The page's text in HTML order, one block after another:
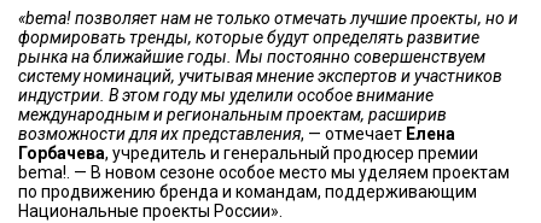
«bema! позволяет нам не только отмечать лучшие проекты, но и
формировать тренды, которые будут определять развитие
рынка на ближайшие годы. Мы постоянно совершенствуем
систему номинаций, учитывая мнение экспертов и участников
индустрии. В этом году мы уделили особое внимание
международным и региональным проектам, расширив
возможности для их представления, — отмечает Елена
Горбачева, учредитель и генеральный продюсер премии
bema!. — В новом сезоне особое место мы уделяем проектам
по продвижению бренда и командам, поддерживающим
Национальные проекты России».